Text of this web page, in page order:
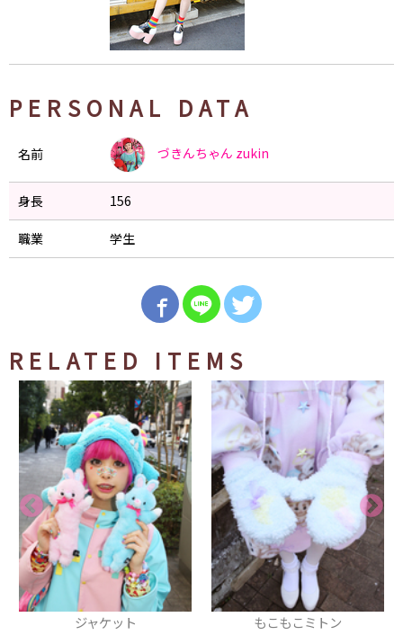
PERSONAL DATA
名前 づきんちゃん zukin
身長 156
職業 学生
RELATED ITEMS
もこもこミトン コート